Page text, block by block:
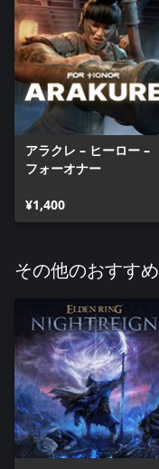
アラクレ – ヒーロー –
フォーオナー
¥1,400
その他のおすすめ